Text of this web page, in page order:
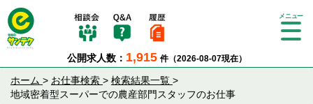
公開求人数： 1,915 件（2026-08-07現在）
Tog
ホーム > お仕事検索 > 検索結果一覧 >
地域密着型スーパーでの農産部門スタッフのお仕事